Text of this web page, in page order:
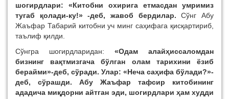
шогирдлари: «Китобни охирига етмасдан умримиз
тугаб қолади-ку!» -деб, жавоб бердилар.Сўнг Абу
Жаъфар Табарий китобни уч минг саҳифага қисқартириб,
таълиф қилди.
Сўнгра шогирдларидан: «Одам алайҳиссаломдан
бизнинг вақтмизгача бўлган олам тарихини ёзиб
берайми»-деб, сўради. Улар: «Неча саҳифа бўлади?»-
деб, сўрашди. Абу Жаъфар тафсир китобининг
ададича миқдорни айтган эди, шогирдлари ҳам худди